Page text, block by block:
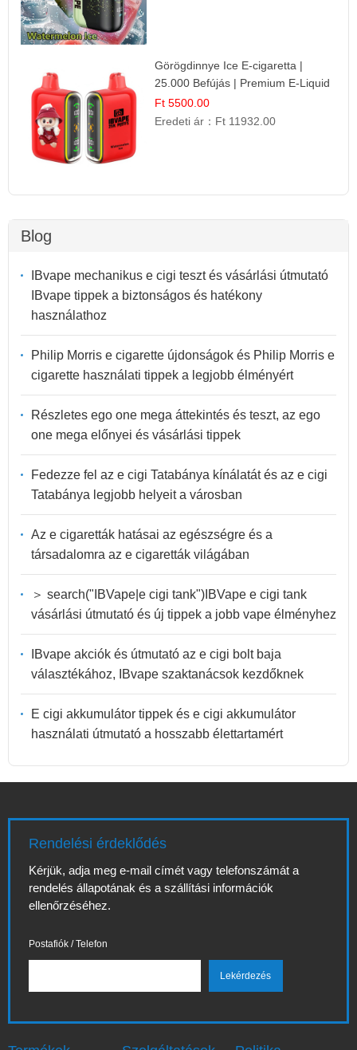
Görögdinnye Ice E-cigaretta |
25.000 Befújás | Premium E-Liquid
Ft 5500.00
Eredeti ár： Ft 11932.00
Blog
IBvape mechanikus e cigi teszt és vásárlási útmutató
IBvape tippek a biztonságos és hatékony
használathoz
Philip Morris e cigarette újdonságok és Philip Morris e
cigarette használati tippek a legjobb élményért
Részletes ego one mega áttekintés és teszt, az ego
one mega előnyei és vásárlási tippek
Fedezze fel az e cigi Tatabánya kínálatát és az e cigi
Tatabánya legjobb helyeit a városban
Az e cigaretták hatásai az egészségre és a
társadalomra az e cigaretták világában
＞ search("IBVape|e cigi tank")IBVape e cigi tank
vásárlási útmutató és új tippek a jobb vape élményhez
IBvape akciók és útmutató az e cigi bolt baja
választékához, IBvape szaktanácsok kezdőknek
E cigi akkumulátor tippek és e cigi akkumulátor
használati útmutató a hosszabb élettartamért
Rendelési érdeklődés
Kérjük, adja meg e-mail címét vagy telefonszámát a
rendelés állapotának és a szállítási információk
ellenőrzéséhez.
Postafiók / Telefon